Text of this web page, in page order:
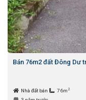
Bán 76m2 đất Đông Dư
Nhà đất bán 76m 2